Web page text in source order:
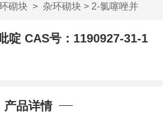
砌块> 杂环砌块> 2-氯噻唑并
啶 CAS号：1190927-31-1
产品详情